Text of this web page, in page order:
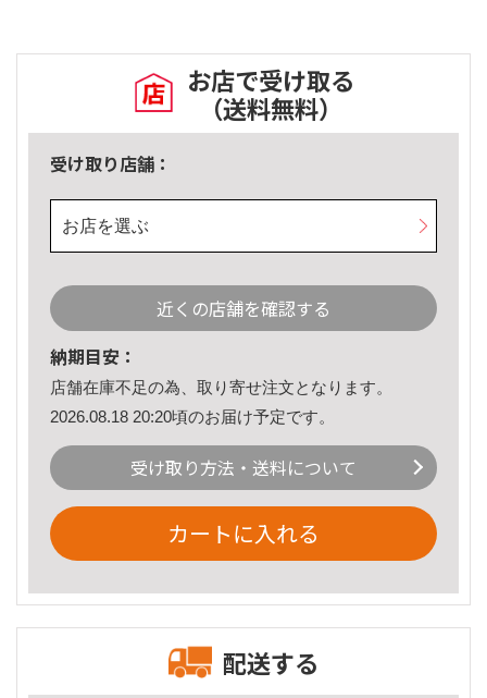
お店で受け取る
（送料無料）
受け取り店舗：
お店を選ぶ
近くの店舗を確認する
納期目安：
店舗在庫不足の為、取り寄せ注文となります。
2026.08.18 20:20頃のお届け予定です。
受け取り方法・送料について
カートに入れる
配送する